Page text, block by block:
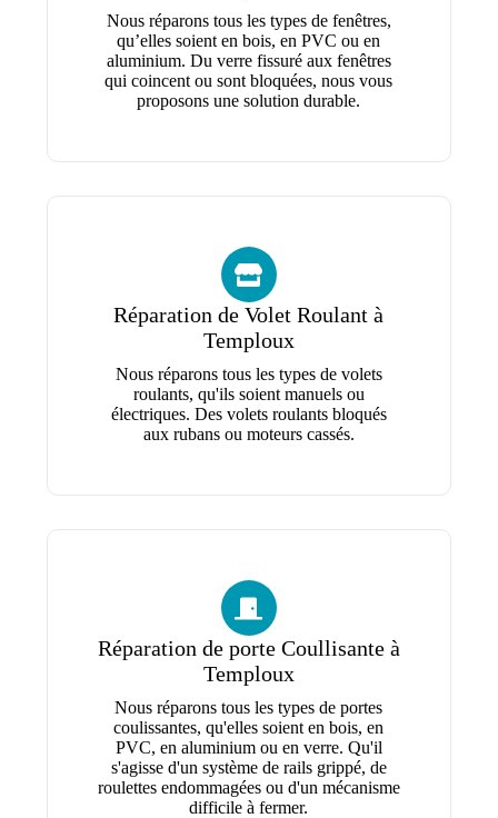
Nous réparons tous les types de fenêtres,
qu’elles soient en bois, en PVC ou en
aluminium. Du verre fissuré aux fenêtres
qui coincent ou sont bloquées, nous vous
proposons une solution durable.
Réparation de Volet Roulant à
Temploux
Nous réparons tous les types de volets
roulants, qu'ils soient manuels ou
électriques. Des volets roulants bloqués
aux rubans ou moteurs cassés.
Réparation de porte Coullisante à
Temploux
Nous réparons tous les types de portes
coulissantes, qu'elles soient en bois, en
PVC, en aluminium ou en verre. Qu'il
s'agisse d'un système de rails grippé, de
roulettes endommagées ou d'un mécanisme
difficile à fermer.